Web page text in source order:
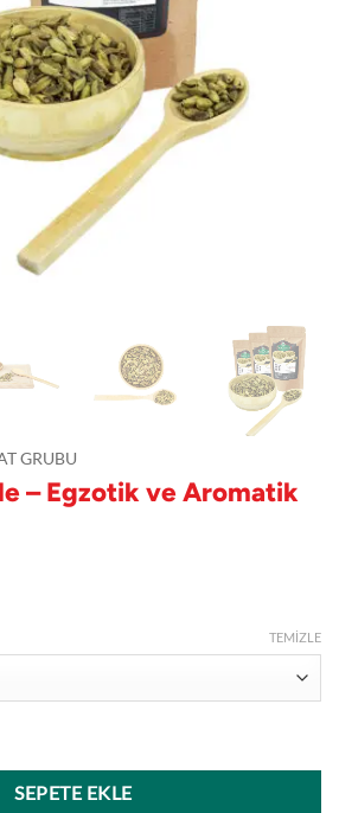
GRUBU
– Egzotik ve Aromatik
TEMIZLE
SEPETE EKLE